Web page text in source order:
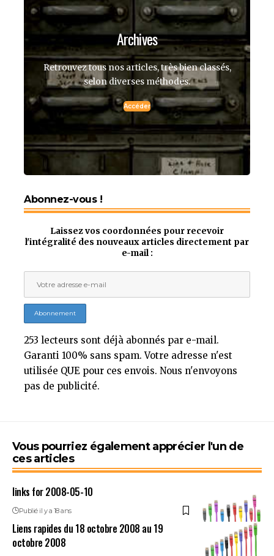
Archives
Retrouvez tous nos articles, très bien classés,
selon diverses méthodes.
Accéder
Abonnez-vous !
Laissez vos coordonnées pour recevoir
l'intégralité des nouveaux articles directement par
e-mail :
253 lecteurs sont déjà abonnés par e-mail.
Garanti 100% sans spam. Votre adresse n'est
utilisée QUE pour ces envois. Nous n'envoyons
pas de publicité.
Vous pourriez également apprécier l'un de
ces articles
links for 2008-05-10
Publié il y a 18 ans
Liens rapides du 18 octobre 2008 au 19
octobre 2008